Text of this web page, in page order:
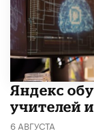
​Яндекс
учителей
6 АВГУСТА